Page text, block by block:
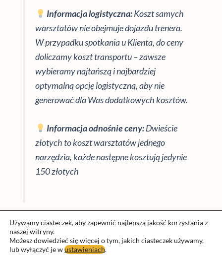
Informacja logistyczna:Koszt samych
warsztatów nie obejmuje dojazdu trenera.
W przypadku spotkania u Klienta, do ceny
doliczamy koszt transportu – zawsze
wybieramy najtańszą i najbardziej
optymalną opcję logistyczną, aby nie
generować dla Was dodatkowych kosztów.
Informacja odnośnie ceny:Dwieście
złotych to koszt warsztatów jednego
narzędzia, każde następne kosztują jedynie
150 złotych
Prawa autorskie © 2026 Fundacja nauka przygoda | Obsługiwane
Używamy ciasteczek, aby zapewnić najlepszą jakość korzystania z
naszej witryny.
Możesz dowiedzieć się więcej o tym, jakich ciasteczek używamy,
lub wyłączyć je wustawieniach.